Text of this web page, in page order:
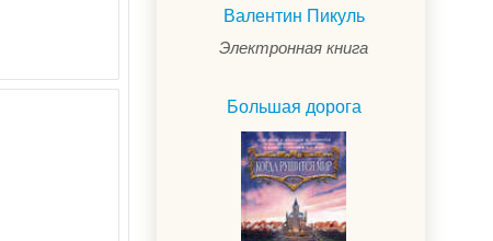
Валентин Пикуль
Электронная книга
Большая дорога